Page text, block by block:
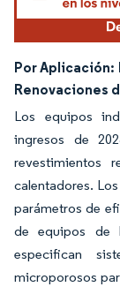
Por Aplicación:
Renovaciones
Los equipos
ingresos de
revestimientos
calentadores.
parámetros de
de equipos de
especifican
microporosos